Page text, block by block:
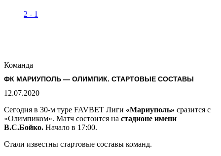
2 - 1
Команда
ФК МАРИУПОЛЬ — ОЛИМПИК. СТАРТОВЫЕ СОСТАВЫ
12.07.2020
Сегодня в 30-м туре FAVBET Лиги «Мариуполь» сразится с
«Олимпиком». Матч состоится на стадионе имени
В.С.Бойко. Начало в 17:00.
Стали известны стартовые составы команд.